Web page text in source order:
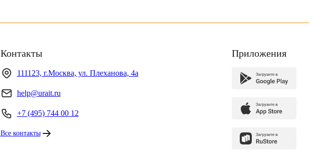
Контакты
111123, г.Москва, ул. Плеханова, 4а
help@urait.ru
+7 (495) 744 00 12
Все контакты
Приложения